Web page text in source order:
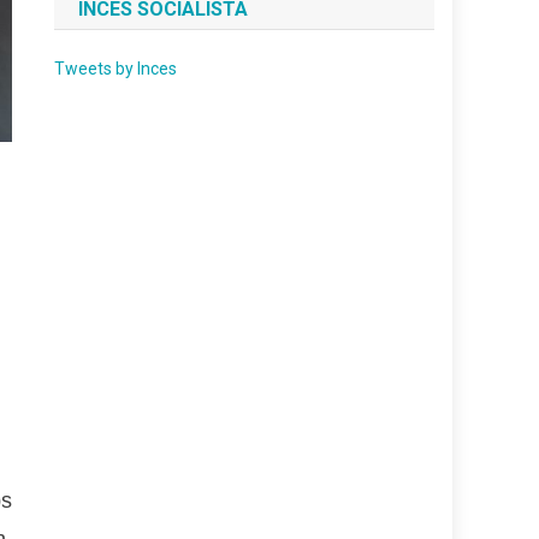
INCES SOCIALISTA
Tweets by Inces